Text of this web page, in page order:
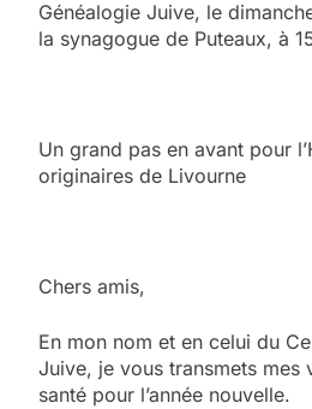
Généalogie Juive, le
la synagogue de Puteaux, à
Un grand pas en avant pour
originaires de Livourne
Chers amis,
En mon nom et en celui du
Juive, je vous transmets
santé pour l’année nouvelle.